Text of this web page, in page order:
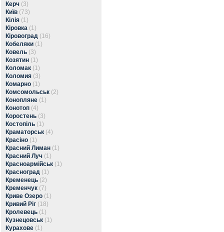
Керч (3)
Київ (73)
Кілія (1)
Кіровка (1)
Кіровоград (16)
Кобеляки (1)
Ковель (3)
Козятин (1)
Коломак (1)
Коломия (3)
Комарно (1)
Комсомольськ (2)
Конопляне (1)
Конотоп (4)
Коростень (3)
Костопіль (1)
Краматорськ (4)
Красіно (1)
Красний Лиман (1)
Красний Луч (1)
Красноармійськ (1)
Красноград (1)
Кременець (2)
Кременчук (7)
Криве Озеро (1)
Кривий Ріг (18)
Кролевець (1)
Кузнецовськ (1)
Курахове (1)